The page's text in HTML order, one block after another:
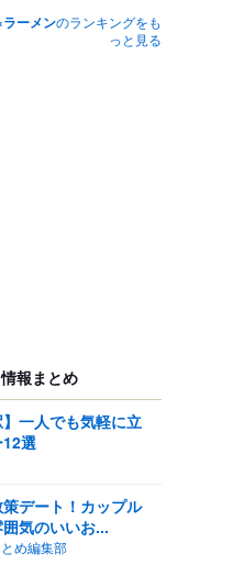
ーメンのランキングをも
っと見る
報まとめ
】一人でも気軽に立
選
デート！カップル
気のいいお...
め編集部